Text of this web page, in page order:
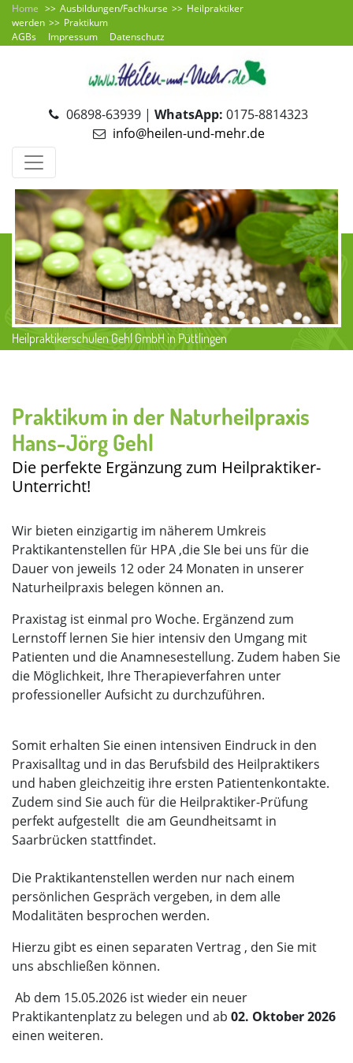
Home Ausbildungen/Fachkurse
Heilpraktiker
werden
Praktikum
AGBs
Impressum Datenschutz
06898-63939 | WhatsApp: 0175-8814323
info@heilen-und-mehr.de
Heilpraktikerschulen Gehl GmbH in Püttlingen
Praktikum in der Naturheilpraxis
Hans-Jörg Gehl
Die perfekte Ergänzung zum Heilpraktiker-
Unterricht!
Wir bieten einzigartig im näherem Umkreis
Praktikantenstellen für HPA ,die SIe bei uns für die
Dauer von jeweils 12 oder 24 Monaten in unserer
Naturheilpraxis belegen können an.
Praxistag ist einmal pro Woche. Ergänzend zum
Lernstoff lernen Sie hier intensiv den Umgang mit
Patienten und die Anamnesestellung. Zudem haben Sie
die Möglichkeit, Ihre Therapieverfahren unter
professioneller Aufsicht zu durchzuführen.
Somit erhalten Sie einen intensiven Eindruck in den
Praxisalltag und in das Berufsbild des Heilpraktikers
und haben gleichzeitig ihre ersten Patientenkontakte.
Zudem sind Sie auch für die Heilpraktiker-Prüfung
perfekt aufgestellt die am Geundheitsamt in
Saarbrücken stattfindet.
Die Praktikantenstellen werden nur nach einem
persönlichen Gespräch vergeben, in dem alle
Modalitäten besprochen werden.
Hierzu gibt es einen separaten Vertrag , den Sie mit
uns abschließen können.
Ab dem 15.05.2026 ist wieder ein neuer
Praktikantenplatz zu belegen und ab 02. Oktober 2026
einen weiteren.